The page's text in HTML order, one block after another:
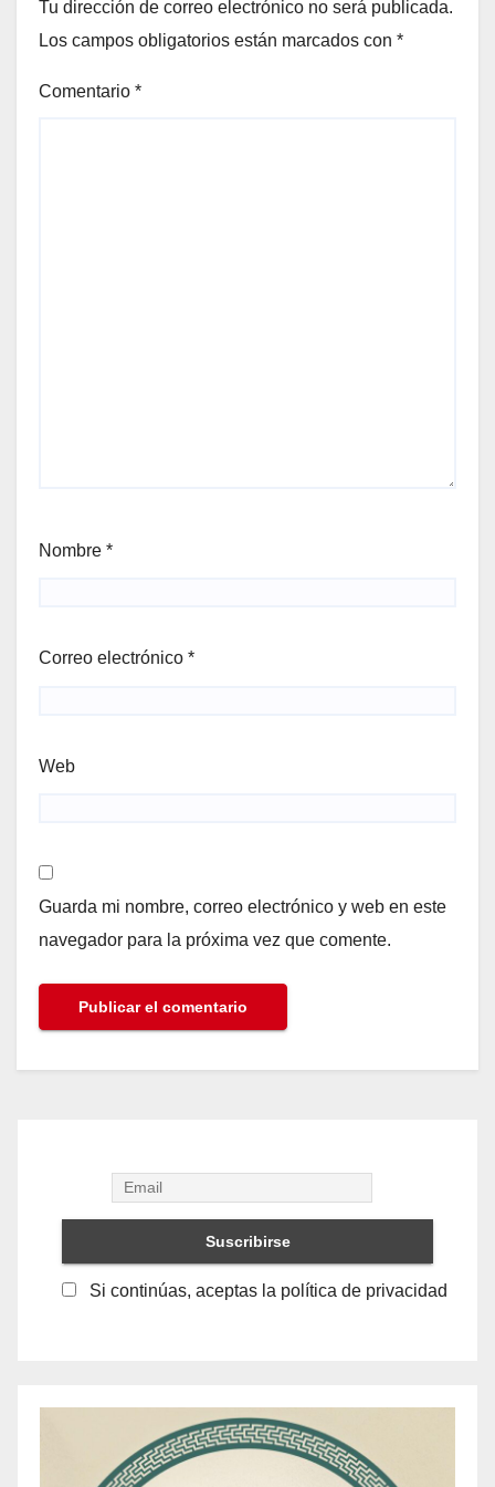
Tu dirección de correo electrónico no será publicada.
Los campos obligatorios están marcados con *
Comentario *
Nombre *
Correo electrónico *
Web
Guarda mi nombre, correo electrónico y web en este
navegador para la próxima vez que comente.
Si continúas, aceptas la política de privacidad